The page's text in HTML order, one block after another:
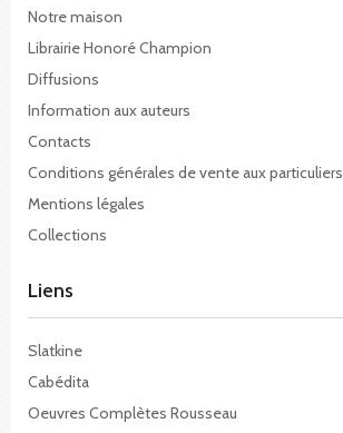
Notre maison
Librairie Honoré Champion
Diffusions
Information aux auteurs
Contacts
Conditions générales de vente aux particuliers
Mentions légales
Collections
Liens
Slatkine
Cabédita
Oeuvres Complètes Rousseau